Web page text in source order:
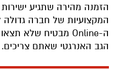
הזמנה מהירה שתגיע
המקצועיות של חברה גדולה
ה-Online מבטיח שלא
הגב האנרגטי שאתם צריכים.